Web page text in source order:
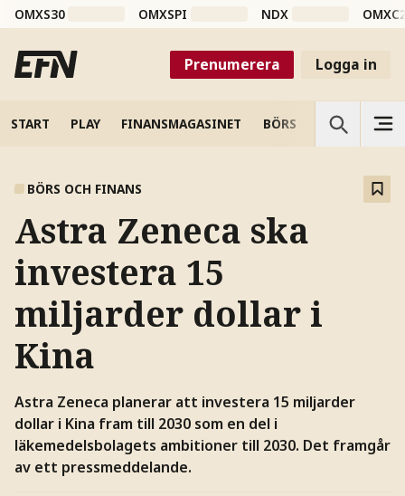
OMXS30 OMXSPI NDX
Prenumerera Logga in
START PLAY FINANSMAGASINET BÖRS VETENSKAP
BÖRS OCH FINANS
Astra Zeneca ska
investera 15
miljarder dollar i
Kina
Astra Zeneca planerar att investera 15 miljarder
dollar i Kina fram till 2030 som en del i
läkemedelsbolagets ambitioner till 2030. Det framgår
av ett pressmeddelande.